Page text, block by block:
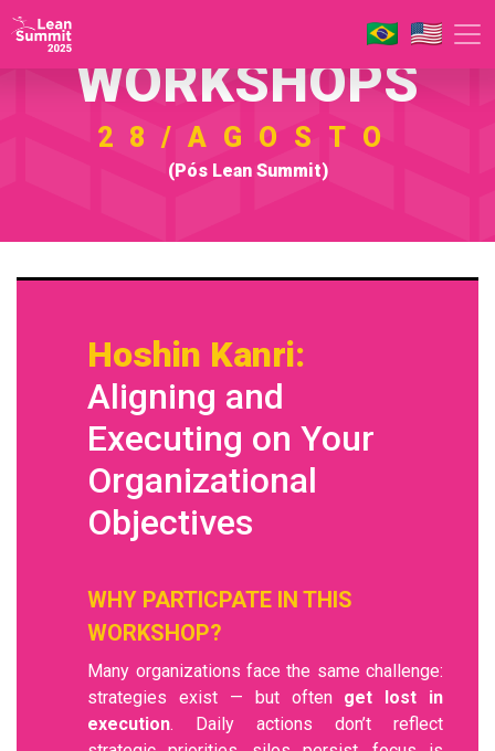
WORKSHOPS
28/AGOSTO
(Pós Lean Summit)
Hoshin Kanri:
Aligning and
Executing on Your
Organizational
Objectives
WHY PARTICPATE IN THIS
WORKSHOP?
Many organizations face the same challenge:
strategies exist — but often get lost in
execution. Daily actions don’t reflect